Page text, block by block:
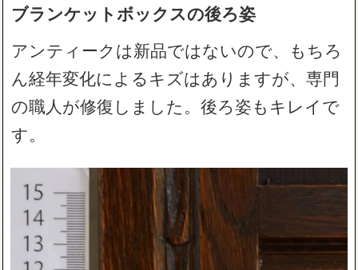
ブランケットボックスの後ろ姿
アンティークは新品ではないので、もちろ
ん経年変化によるキズはありますが、専門
の職人が修復しました。後ろ姿もキレイで
す。